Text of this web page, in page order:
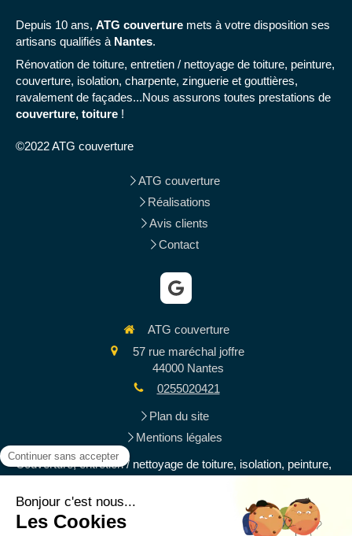
Depuis 10 ans, ATG couverture mets à votre disposition ses
artisans qualifiés à Nantes.
Rénovation de toiture, entretien / nettoyage de toiture, peinture,
couverture, isolation, charpente, zinguerie et gouttières,
ravalement de façades...Nous assurons toutes prestations de
couverture, toiture !
©2022 ATG couverture
ATG couverture
Réalisations
Avis clients
Contact
ATG couverture
57 rue maréchal joffre
44000 Nantes
0255020421
Plan du site
Mentions légales
Couverture, entretien / nettoyage de toiture, isolation, peinture,
gouttières, charpente